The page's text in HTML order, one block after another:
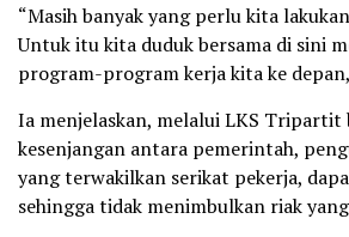
“Masih banyak yang perlu kita
Untuk itu kita duduk bersama di sini
program-program kerja kita ke
Ia menjelaskan, melalui LKS Tripartit
kesenjangan antara pemerintah,
yang terwakilkan serikat pekerja,
sehingga tidak menimbulkan riak